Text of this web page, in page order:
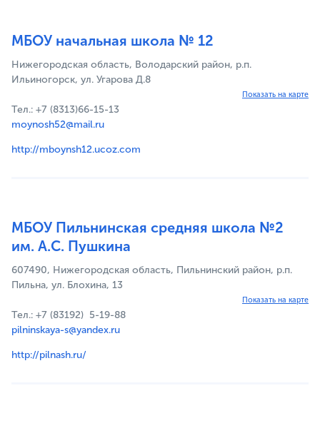
МБОУ начальная школа № 12
Нижегородская область, Володарский район, р.п.
Ильиногорск, ул. Угарова Д.8
Показать на карте
Тел.: +7 (8313)66-15-13
moynosh52@mail.ru
http://mboynsh12.ucoz.com
МБОУ Пильнинская средняя школа №2
им. А.С. Пушкина
607490, Нижегородская область, Пильнинский район, р.п.
Пильна, ул. Блохина, 13
Показать на карте
Тел.: +7 (83192) 5-19-88
pilninskaya-s@yandex.ru
http://pilnash.ru/